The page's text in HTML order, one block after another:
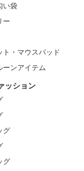
い袋
ー
ト・マウスパッド
ーンアイテム
ッション
グ
グ